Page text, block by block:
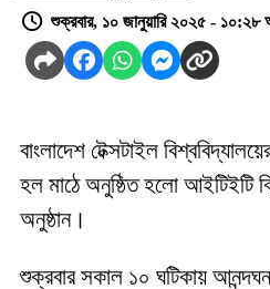
শুক্রবার, ১০ জানুয়ারি ২০২৫ - ১০:২৮
বাংলাদেশ টেক্সটাইল
হল মাঠে অনুষ্ঠিত হলো আইটিইটি
অনুষ্ঠান।
শুক্রবার সকাল ১০ ঘটিকায়